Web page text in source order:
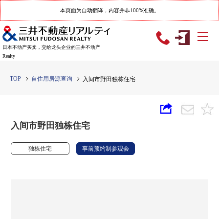
本页面为自动翻译，内容并非100%准确。
日本不动产买卖，交给龙头企业的三井不动产
Realty
TOP 自住用房源查询 入间市野田独栋住宅
入间市野田独栋住宅
独栋住宅 事前预约制参观会